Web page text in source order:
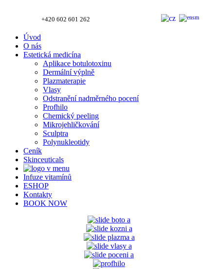
+420 602 601 262
Úvod
O nás
Estetická medicína
Aplikace botulotoxinu
Dermální výplně
Plazmaterapie
Vlasy
Odstranění nadměrného pocení
Profhilo
Chemický peeling
Mikrojehličkování
Sculptra
Polynukleotidy
Ceník
Skinceuticals
Infuze vitamínů
ESHOP
Kontakty
BOOK NOW